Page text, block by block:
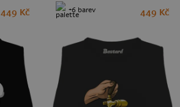
449 Kč +6 barev 449 Kč